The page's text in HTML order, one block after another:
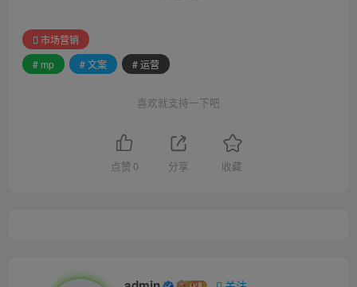
市场营销
# mp
# 文案 # 运营
喜欢就支持一下吧
点赞 0 分享 收藏